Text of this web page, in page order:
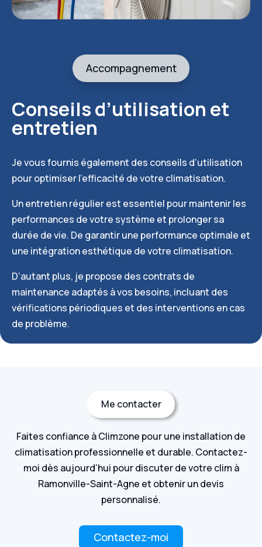
Accompagnement
Conseils d’utilisation et
entretien
Je vous fournis également des conseils d’utilisation
pour optimiser l’efficacité de votre climatisation.
Un entretien régulier est essentiel pour maintenir les
performances de votre système et prolonger sa
durée de vie. De garantir une performance optimale et
une intégration esthétique de votre climatisation.
D’autant plus, je propose des contrats de
maintenance adaptés à vos besoins, incluant des
vérifications périodiques et des interventions en cas
de problème.
Me contacter
Faites confiance à Climzone pour une installation de
climatisation professionnelle et durable. Contactez-
moi dès aujourd’hui pour discuter de votre clim à
Ramonville-Saint-Agne et obtenir un devis
personnalisé.
Contactez-moi